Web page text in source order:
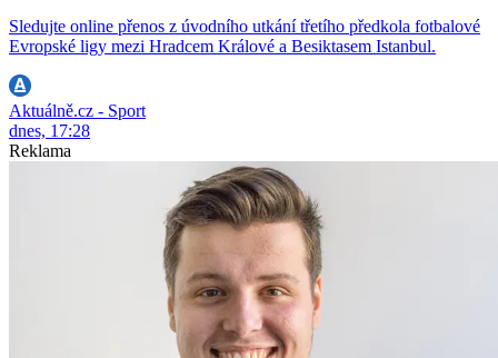
Sledujte online přenos z úvodního utkání třetího předkola fotbalové
Evropské ligy mezi Hradcem Králové a Besiktasem Istanbul.
Aktuálně.cz - Sport
dnes, 17:28
Reklama